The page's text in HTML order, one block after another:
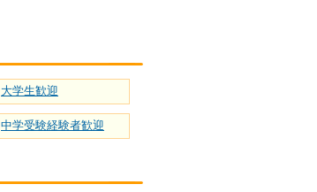
大学生歓迎
中学受験経験者歓迎